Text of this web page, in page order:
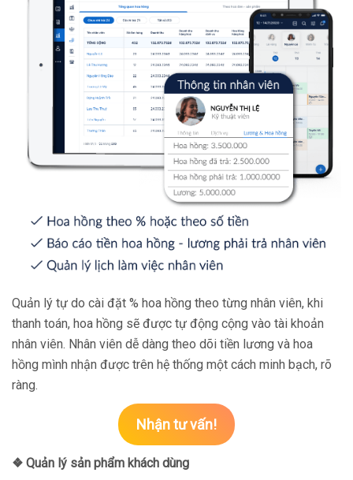
Quản lý tự do cài đặt % hoa hồng theo từng nhân viên, khi
thanh toán, hoa hồng sẽ được tự động cộng vào tài khoản
nhân viên. Nhân viên dễ dàng theo dõi tiền lương và hoa
hồng mình nhận được trên hệ thống một cách minh bạch, rõ
ràng.
Nhận tư vấn!
❖ Quản lý sản phẩm khách dùng